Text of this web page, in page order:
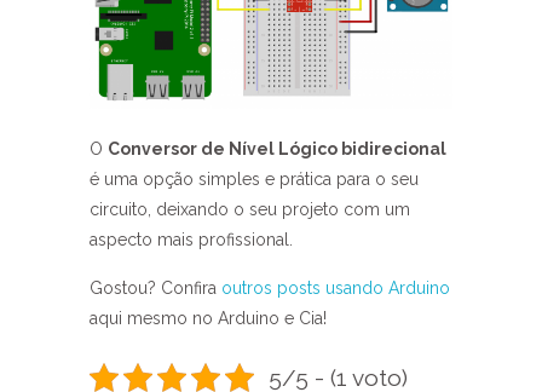
O Conversor de Nível Lógico bidirecional
é uma opção simples e prática para o seu
circuito, deixando o seu projeto com um
aspecto mais profissional.
Gostou? Confira outros posts usando Arduino
aqui mesmo no Arduino e Cia!
5/5 - (1 voto)